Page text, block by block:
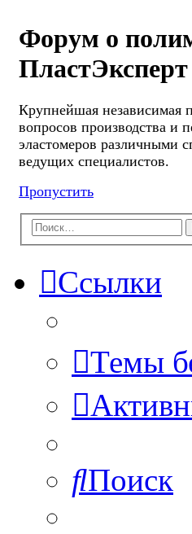
Форум о
ПластЭксперт
Крупнейшая независимая
вопросов производства и
эластомеров различными
ведущих специалистов.
Пропустить
Ссылки
Темы
Поиск